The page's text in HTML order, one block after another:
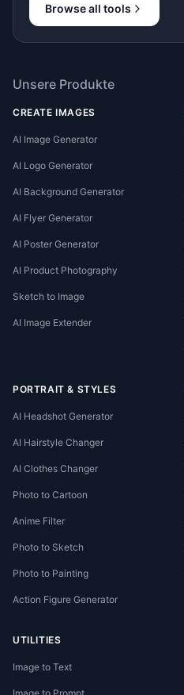
Browse all tools
Unsere Produkte
CREATE IMAGES
AI Image Generator
AI Logo Generator
AI Background Generator
AI Flyer Generator
AI Poster Generator
AI Product Photography
Sketch to Image
AI Image Extender
PORTRAIT & STYLES
AI Headshot Generator
AI Hairstyle Changer
AI Clothes Changer
Photo to Cartoon
Anime Filter
Photo to Sketch
Photo to Painting
Action Figure Generator
UTILITIES
Image to Text